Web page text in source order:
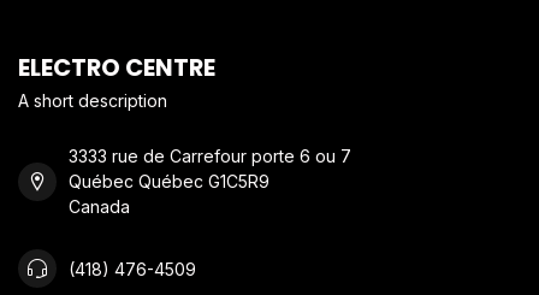
ELECTRO CENTRE
A short description
3333 rue de Carrefour porte 6 ou 7
Québec Québec G1C5R9
Canada
(418) 476-4509